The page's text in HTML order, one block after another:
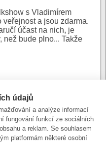
s Vladimírem
veřejnost a jsou zdarma.
účast na nich, je
než bude plno... Takže
úprava:
údajů
a analýze informací
fungování funkcí ze sociálních
a reklam. Se souhlasem
platformám některé osobní